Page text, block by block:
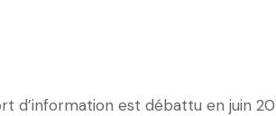
d’information est débattu en juin